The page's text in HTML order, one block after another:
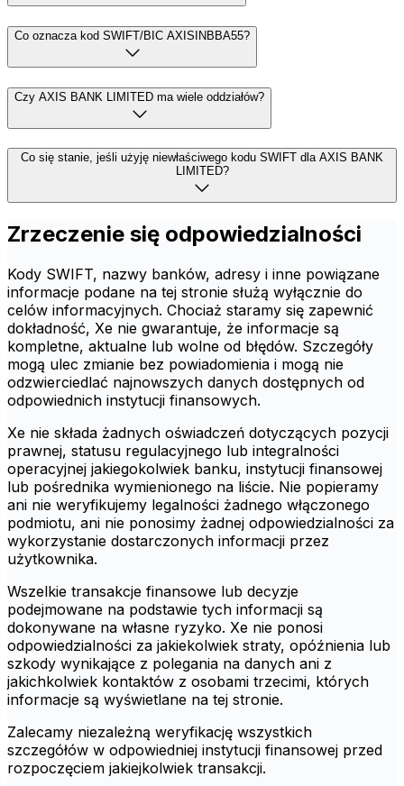
Co oznacza kod SWIFT/BIC AXISINBBA55?
Czy AXIS BANK LIMITED ma wiele oddziałów?
Co się stanie, jeśli użyję niewłaściwego kodu SWIFT dla AXIS BANK
LIMITED?
Zrzeczenie się odpowiedzialności
Kody SWIFT, nazwy banków, adresy i inne powiązane
informacje podane na tej stronie służą wyłącznie do
celów informacyjnych. Chociaż staramy się zapewnić
dokładność, Xe nie gwarantuje, że informacje są
kompletne, aktualne lub wolne od błędów. Szczegóły
mogą ulec zmianie bez powiadomienia i mogą nie
odzwierciedlać najnowszych danych dostępnych od
odpowiednich instytucji finansowych.
Xe nie składa żadnych oświadczeń dotyczących pozycji
prawnej, statusu regulacyjnego lub integralności
operacyjnej jakiegokolwiek banku, instytucji finansowej
lub pośrednika wymienionego na liście. Nie popieramy
ani nie weryfikujemy legalności żadnego włączonego
podmiotu, ani nie ponosimy żadnej odpowiedzialności za
wykorzystanie dostarczonych informacji przez
użytkownika.
Wszelkie transakcje finansowe lub decyzje
podejmowane na podstawie tych informacji są
dokonywane na własne ryzyko. Xe nie ponosi
odpowiedzialności za jakiekolwiek straty, opóźnienia lub
szkody wynikające z polegania na danych ani z
jakichkolwiek kontaktów z osobami trzecimi, których
informacje są wyświetlane na tej stronie.
Zalecamy niezależną weryfikację wszystkich
szczegółów w odpowiedniej instytucji finansowej przed
rozpoczęciem jakiejkolwiek transakcji.